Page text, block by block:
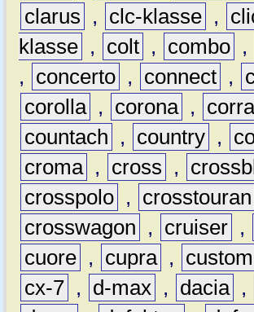
clarus
, clc-klasse ,
klasse , colt , combo ,
,
concerto , connect ,
corolla , corona ,
countach
, country ,
croma , cross ,
crosspolo , crosstouran
crosswagon
, cruiser ,
cuore , cupra , custom
cx-7 , d-max , dacia ,